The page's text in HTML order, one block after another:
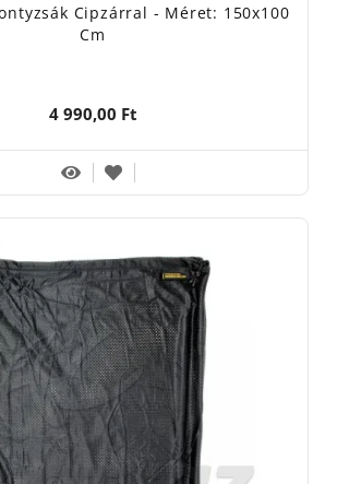
Cipzárral - Méret: 150x100
Cm
4 990,00 Ft